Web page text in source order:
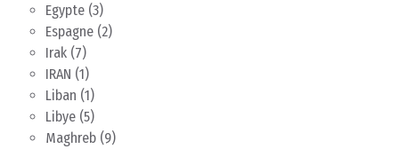
Egypte (3)
Espagne (2)
Irak (7)
IRAN (1)
Liban (1)
Libye (5)
Maghreb (9)